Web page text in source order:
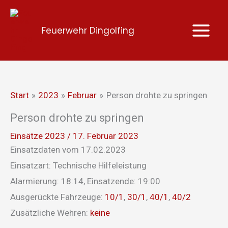
Zum
Feuerwehr Dingolfing
Start 2023 Februar Person drohte zu springen
Person drohte zu springen
Einsätze 2023 / 17. Februar 2023
Einsatzdaten vom 17.02.2023
Einsatzart: Technische Hilfeleistung
Alarmierung: 18:14, Einsatzende: 19:00
Ausgerückte Fahrzeuge: 10/1 , 30/1 , 40/1 , 40/2
Zusätzliche Wehren: keine